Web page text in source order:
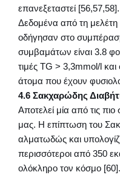
επανεξεταστεί [56,57,58].
Δεδομένα από τη
οδήγησαν στο
συμβαμάτων είναι 3.8
τιμές TG > 3,3mmol/l
άτομα που έχουν
4.6 Σακχαρώδης
Αποτελεί μία από τις
μας. Η επίπτωση του
αλματωδώς και
περισσότεροι από 350
ολόκληρο τον κόσμο [60].